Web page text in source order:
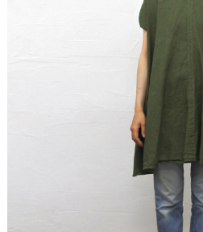
耐久性が高く、使うほどに風合いがよ
繊維が細いためソフトな風合いにな
エットが得られます。また、糸にリネ
ブ）があり、製品に独特の印象と質
どに増し、使い込むほどに柔らかく肌
抗菌性に優れ、肌に心に優しい素材
リネンの繊維にはペクチンが含まれ
せずソフトです。夏には、汗をすば
つも爽やかで清涼感を保てます。さ
殖を抑制するため、生乾きのイヤな
空気が含まれているので、冬には寒